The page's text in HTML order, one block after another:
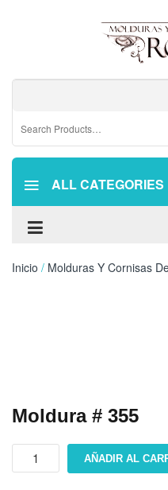
ALL CATEGORIES
Inicio / Molduras Y Cornisas
Moldura # 355
Moldura
AÑADIR AL